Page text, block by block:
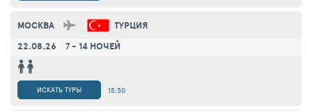
МОСКВА
ТУРЦИЯ
22.08.26
7 - 14 НОЧЕЙ
15:30
ИСКАТЬ ТУРЫ